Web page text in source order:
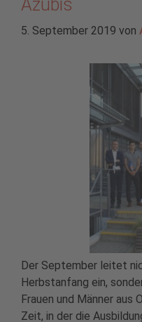
Azubis
5. September 2019 von
Der September leitet
Herbstanfang ein,
Frauen und Männer
Zeit, in der die